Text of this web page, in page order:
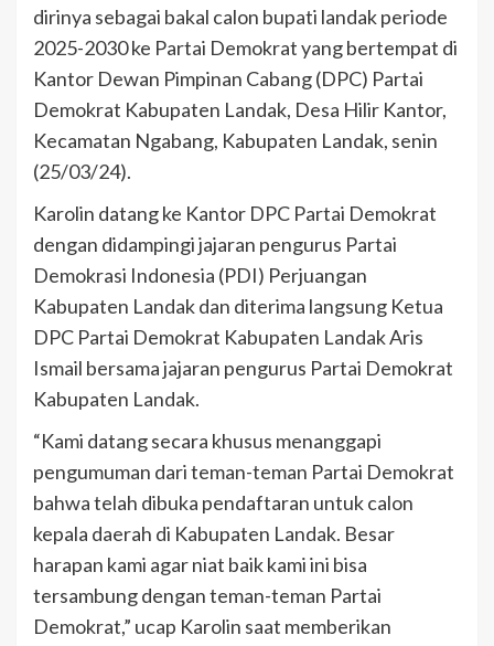
dirinya sebagai bakal calon bupati landak periode
2025-2030 ke Partai Demokrat yang bertempat di
Kantor Dewan Pimpinan Cabang (DPC) Partai
Demokrat Kabupaten Landak, Desa Hilir Kantor,
Kecamatan Ngabang, Kabupaten Landak, senin
(25/03/24).
Karolin datang ke Kantor DPC Partai Demokrat
dengan didampingi jajaran pengurus Partai
Demokrasi Indonesia (PDI) Perjuangan
Kabupaten Landak dan diterima langsung Ketua
DPC Partai Demokrat Kabupaten Landak Aris
Ismail bersama jajaran pengurus Partai Demokrat
Kabupaten Landak.
“Kami datang secara khusus menanggapi
pengumuman dari teman-teman Partai Demokrat
bahwa telah dibuka pendaftaran untuk calon
kepala daerah di Kabupaten Landak. Besar
harapan kami agar niat baik kami ini bisa
tersambung dengan teman-teman Partai
Demokrat,” ucap Karolin saat memberikan